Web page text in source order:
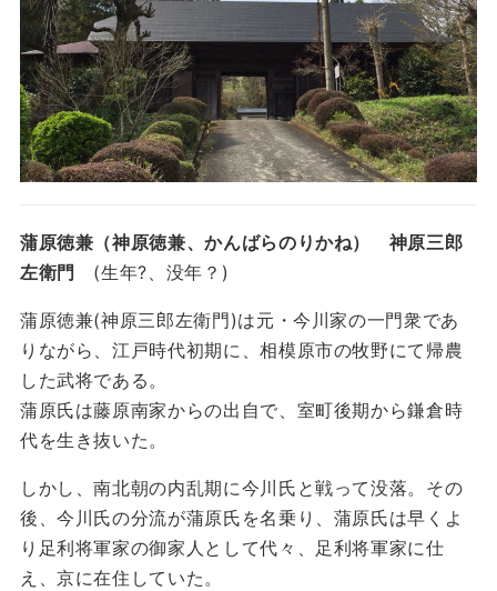
蒲原徳兼（神原徳兼、かんばらのりかね） 神原三郎
左衛門
(生年?、没年？)
蒲原徳兼(神原三郎左衛門)は元・今川家の一門衆であ
りながら、江戸時代初期に、相模原市の牧野にて帰農
した武将である。
蒲原氏は藤原南家からの出自で、室町後期から鎌倉時
代を生き抜いた。
しかし、南北朝の内乱期に今川氏と戦って没落。その
後、今川氏の分流が蒲原氏を名乗り、蒲原氏は早くよ
り足利将軍家の御家人として代々、足利将軍家に仕
え、京に在住していた。